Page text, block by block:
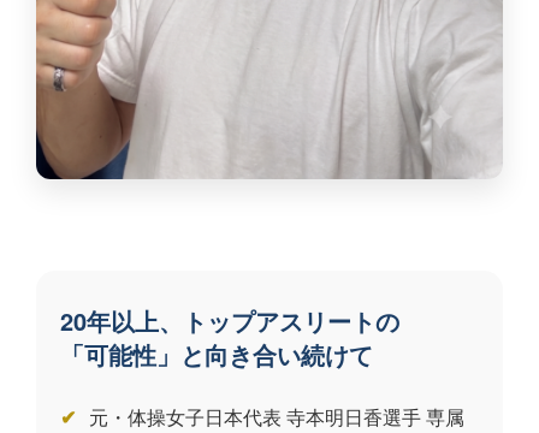
20年以上、トップアスリートの
「可能性」と向き合い続けて
元・体操女子日本代表 寺本明日香選手 専属